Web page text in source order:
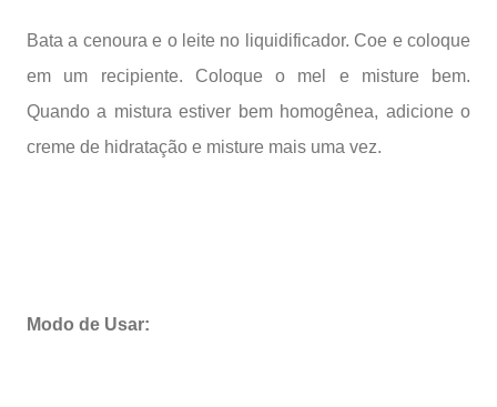
Bata a cenoura e o leite no liquidificador. Coe e coloque
em um recipiente. Coloque o mel e misture bem.
Quando a mistura estiver bem homogênea, adicione o
creme de hidratação e misture mais uma vez.
Modo de Usar: